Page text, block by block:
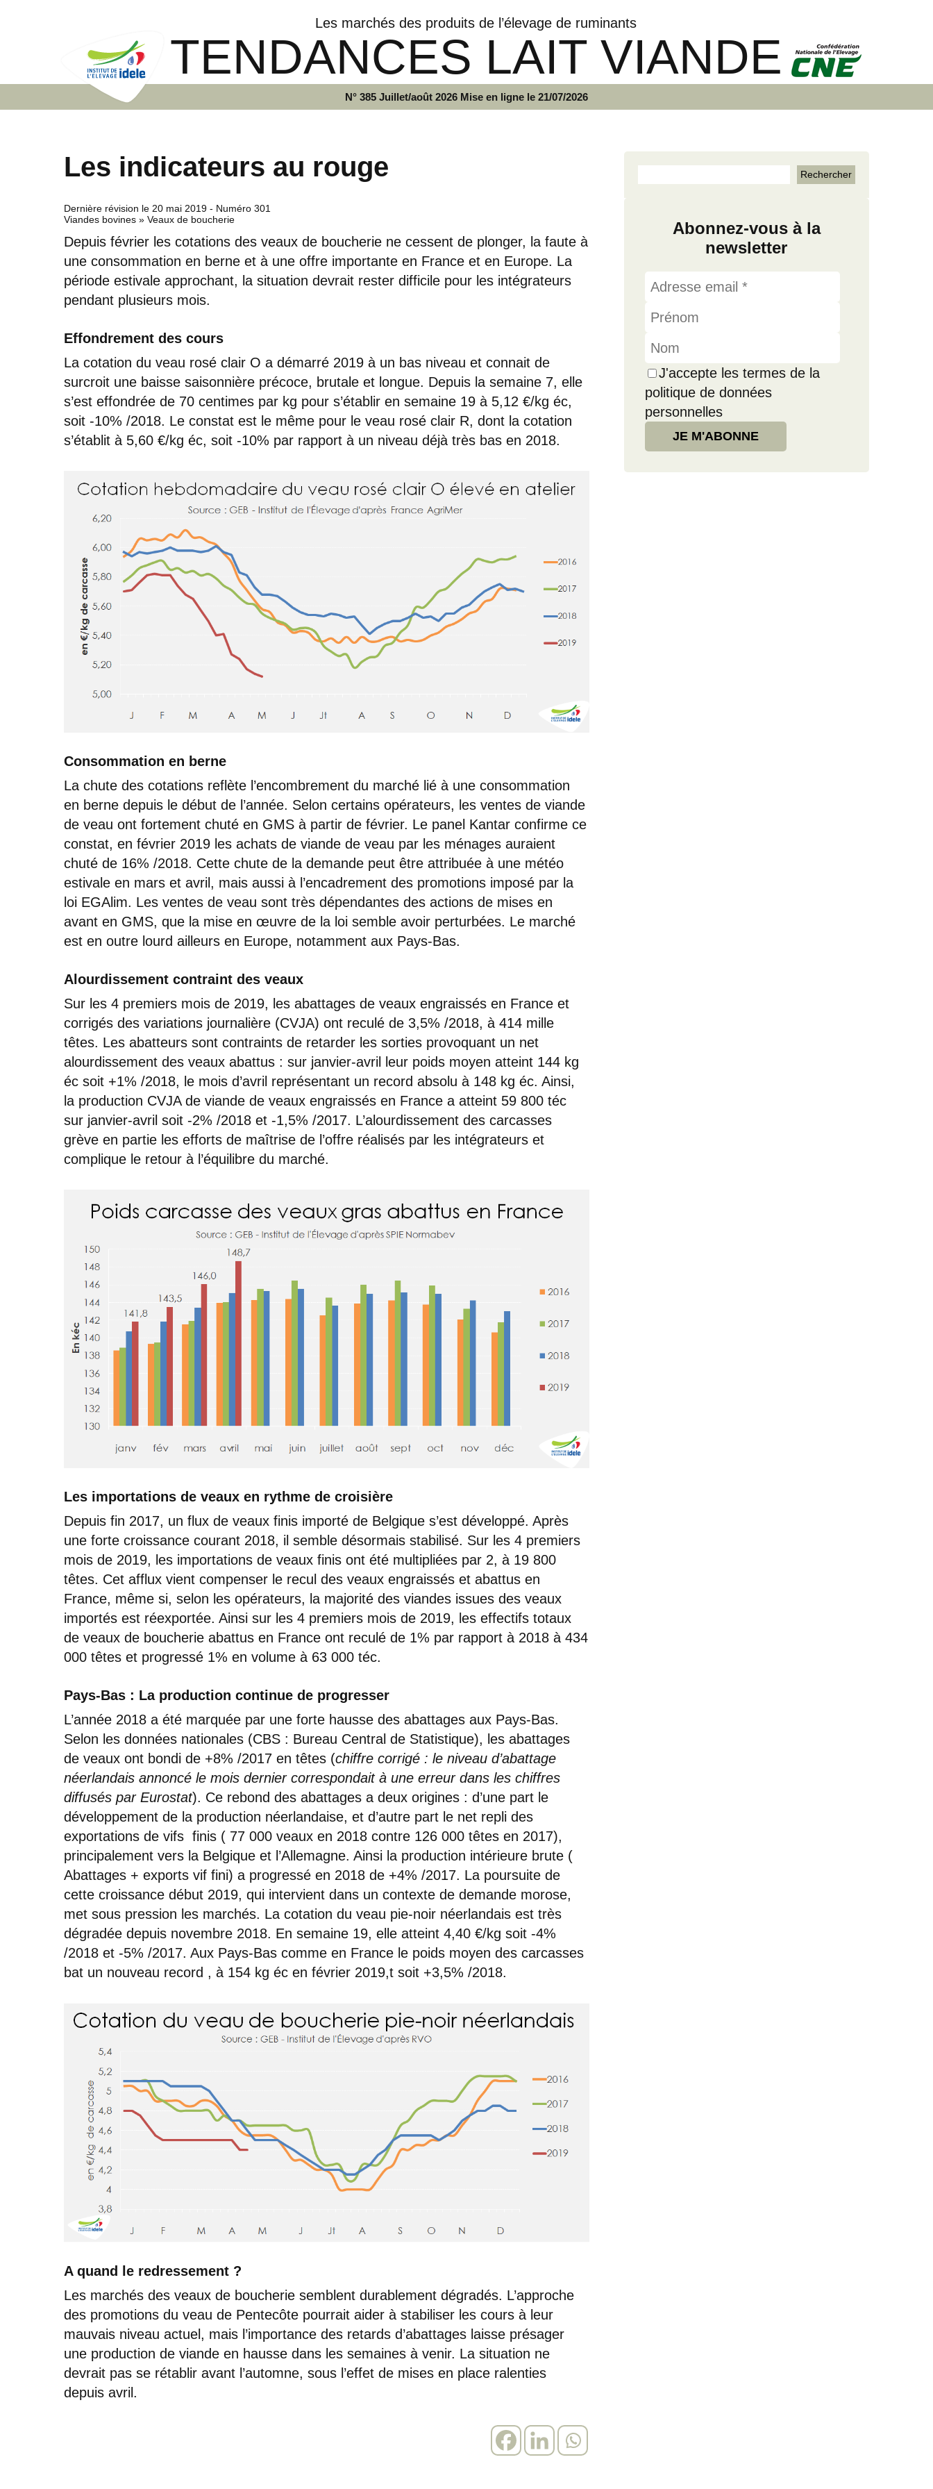
Les marchés des produits de l’élevage de ruminants
TENDANCES LAIT VIANDE
N° 385 Juillet/août 2026 Mise en ligne le 21/07/2026
Les indicateurs au rouge
Dernière révision le 20 mai 2019 - Numéro 301
Viandes bovines » Veaux de boucherie
Depuis février les cotations des veaux de boucherie ne cessent de plonger, la faute à
une consommation en berne et à une offre importante en France et en Europe. La
période estivale approchant, la situation devrait rester difficile pour les intégrateurs
pendant plusieurs mois.
Effondrement des cours
La cotation du veau rosé clair O a démarré 2019 à un bas niveau et connait de
surcroit une baisse saisonnière précoce, brutale et longue. Depuis la semaine 7, elle
s’est effondrée de 70 centimes par kg pour s’établir en semaine 19 à 5,12 €/kg éc,
soit -10% /2018. Le constat est le même pour le veau rosé clair R, dont la cotation
s’établit à 5,60 €/kg éc, soit -10% par rapport à un niveau déjà très bas en 2018.
Consommation en berne
La chute des cotations reflète l’encombrement du marché lié à une consommation
en berne depuis le début de l’année. Selon certains opérateurs, les ventes de viande
de veau ont fortement chuté en GMS à partir de février. Le panel Kantar confirme ce
constat, en février 2019 les achats de viande de veau par les ménages auraient
chuté de 16% /2018. Cette chute de la demande peut être attribuée à une météo
estivale en mars et avril, mais aussi à l’encadrement des promotions imposé par la
loi EGAlim. Les ventes de veau sont très dépendantes des actions de mises en
avant en GMS, que la mise en œuvre de la loi semble avoir perturbées. Le marché
est en outre lourd ailleurs en Europe, notamment aux Pays-Bas.
Alourdissement contraint des veaux
Sur les 4 premiers mois de 2019, les abattages de veaux engraissés en France et
corrigés des variations journalière (CVJA) ont reculé de 3,5% /2018, à 414 mille
têtes. Les abatteurs sont contraints de retarder les sorties provoquant un net
alourdissement des veaux abattus : sur janvier-avril leur poids moyen atteint 144 kg
éc soit +1% /2018, le mois d’avril représentant un record absolu à 148 kg éc. Ainsi,
la production CVJA de viande de veaux engraissés en France a atteint 59 800 téc
sur janvier-avril soit -2% /2018 et -1,5% /2017. L’alourdissement des carcasses
grève en partie les efforts de maîtrise de l’offre réalisés par les intégrateurs et
complique le retour à l’équilibre du marché.
Les importations de veaux en rythme de croisière
Depuis fin 2017, un flux de veaux finis importé de Belgique s’est développé. Après
une forte croissance courant 2018, il semble désormais stabilisé. Sur les 4 premiers
mois de 2019, les importations de veaux finis ont été multipliées par 2, à 19 800
têtes. Cet afflux vient compenser le recul des veaux engraissés et abattus en
France, même si, selon les opérateurs, la majorité des viandes issues des veaux
importés est réexportée. Ainsi sur les 4 premiers mois de 2019, les effectifs totaux
de veaux de boucherie abattus en France ont reculé de 1% par rapport à 2018 à 434
000 têtes et progressé 1% en volume à 63 000 téc.
Pays-Bas : La production continue de progresser
L’année 2018 a été marquée par une forte hausse des abattages aux Pays-Bas.
Selon les données nationales (CBS : Bureau Central de Statistique), les abattages
de veaux ont bondi de +8% /2017 en têtes (chiffre corrigé : le niveau d’abattage
néerlandais annoncé le mois dernier correspondait à une erreur dans les chiffres
diffusés par Eurostat). Ce rebond des abattages a deux origines : d’une part le
développement de la production néerlandaise, et d’autre part le net repli des
exportations de vifs finis ( 77 000 veaux en 2018 contre 126 000 têtes en 2017),
principalement vers la Belgique et l’Allemagne. Ainsi la production intérieure brute (
Abattages + exports vif fini) a progressé en 2018 de +4% /2017. La poursuite de
cette croissance début 2019, qui intervient dans un contexte de demande morose,
met sous pression les marchés. La cotation du veau pie-noir néerlandais est très
dégradée depuis novembre 2018. En semaine 19, elle atteint 4,40 €/kg soit -4%
/2018 et -5% /2017. Aux Pays-Bas comme en France le poids moyen des carcasses
bat un nouveau record , à 154 kg éc en février 2019,t soit +3,5% /2018.
A quand le redressement ?
Les marchés des veaux de boucherie semblent durablement dégradés. L’approche
des promotions du veau de Pentecôte pourrait aider à stabiliser les cours à leur
mauvais niveau actuel, mais l’importance des retards d’abattages laisse présager
une production de viande en hausse dans les semaines à venir. La situation ne
devrait pas se rétablir avant l’automne, sous l’effet de mises en place ralenties
depuis avril.
Abonnez-vous à la
newsletter
J'accepte les termes de la
politique de données
personnelles